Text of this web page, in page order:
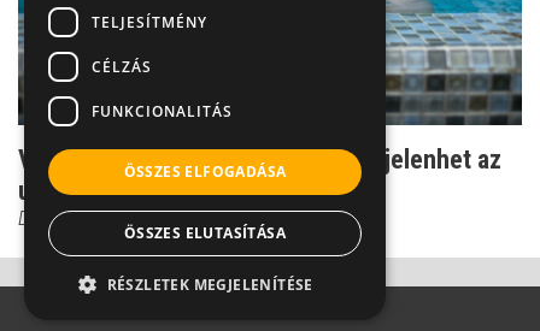
Van ilyen: intim testtájakon is megjelenhet az
uszodaszemölc...
Dr. Tisza Tímea
TELJESÍTMÉNY
CÉLZÁS
FUNKCIONALITÁS
ÖSSZES ELFOGADÁSA
ÖSSZES ELUTASÍTÁSA
RÉSZLETEK MEGJELENÍTÉSE